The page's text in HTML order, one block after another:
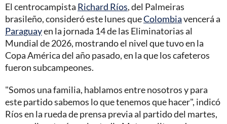
El centrocampista Richard Ríos, del Palmeiras
brasileño, consideró este lunes queColombiavencerá a
Paraguayen la jornada 14 de las Eliminatorias al
Mundial de 2026, mostrando el nivel que tuvo en la
Copa América del año pasado, en la que los cafeteros
fueron subcampeones.
"Somos una familia, hablamos entre nosotros y para
este partido sabemos lo que tenemos que hacer", indicó
Ríos en la rueda de prensa previa al partido del martes,